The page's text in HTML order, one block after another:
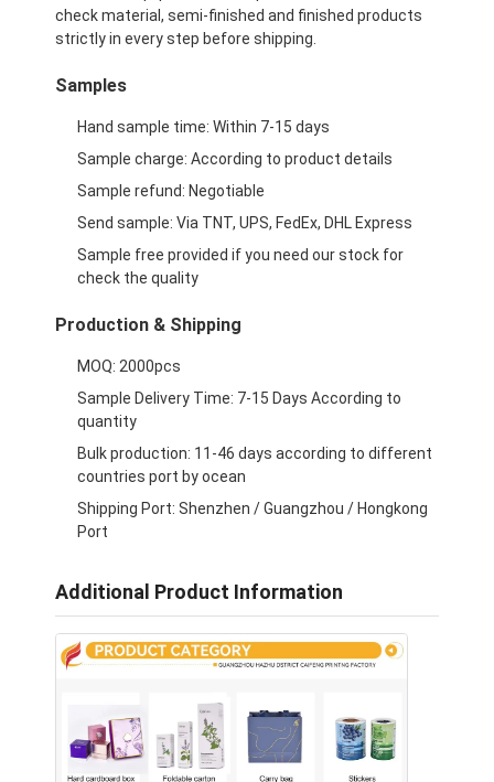
접는 종이 상자
접착 스티커 브랜드
맞춤형 브로셔 인쇄
check material, semi-finished and finished products
strictly in every step before shipping.
Samples
Hand sample time: Within 7-15 days
Sample charge: According to product details
Sample refund: Negotiable
Send sample: Via TNT, UPS, FedEx, DHL Express
Sample free provided if you need our stock for
check the quality
Production & Shipping
MOQ: 2000pcs
Sample Delivery Time: 7-15 Days According to
quantity
Bulk production: 11-46 days according to different
countries port by ocean
Shipping Port: Shenzhen / Guangzhou / Hongkong
Port
Additional Product Information